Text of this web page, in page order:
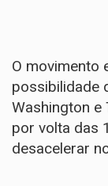
O movimento
possibilidade
Washington e
por volta das
desacelerar